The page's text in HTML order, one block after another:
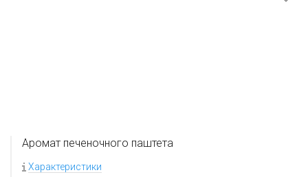
Аромат печеночного паштета
Характеристики